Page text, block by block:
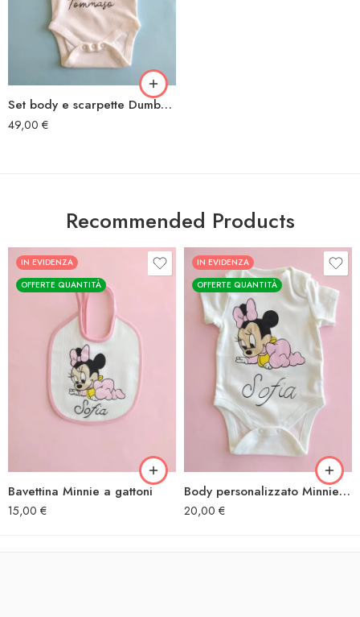
Set body e scarpette Dumbo cappellino giallo
49,00 €
Recommended Products
IN EVIDENZA
OFFERTE QUANTITÀ
Bavettina Minnie a gattoni
15,00 €
IN EVIDENZA
OFFERTE QUANTITÀ
Body personalizzato Minnie a gattoni
20,00 €